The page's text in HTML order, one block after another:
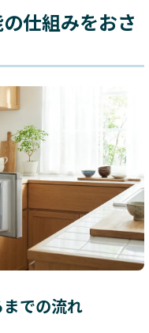
仕組みをおさ
での流れ